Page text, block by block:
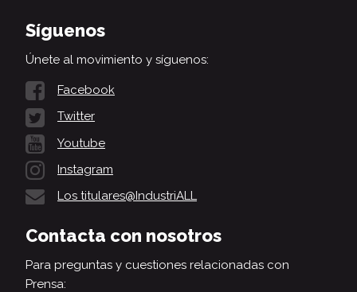
Síguenos
Únete al movimiento y síguenos:
Facebook
Twitter
Youtube
Instagram
Los titulares@IndustriALL
Contacta con nosotros
Para preguntas y cuestiones relacionadas con
Prensa: